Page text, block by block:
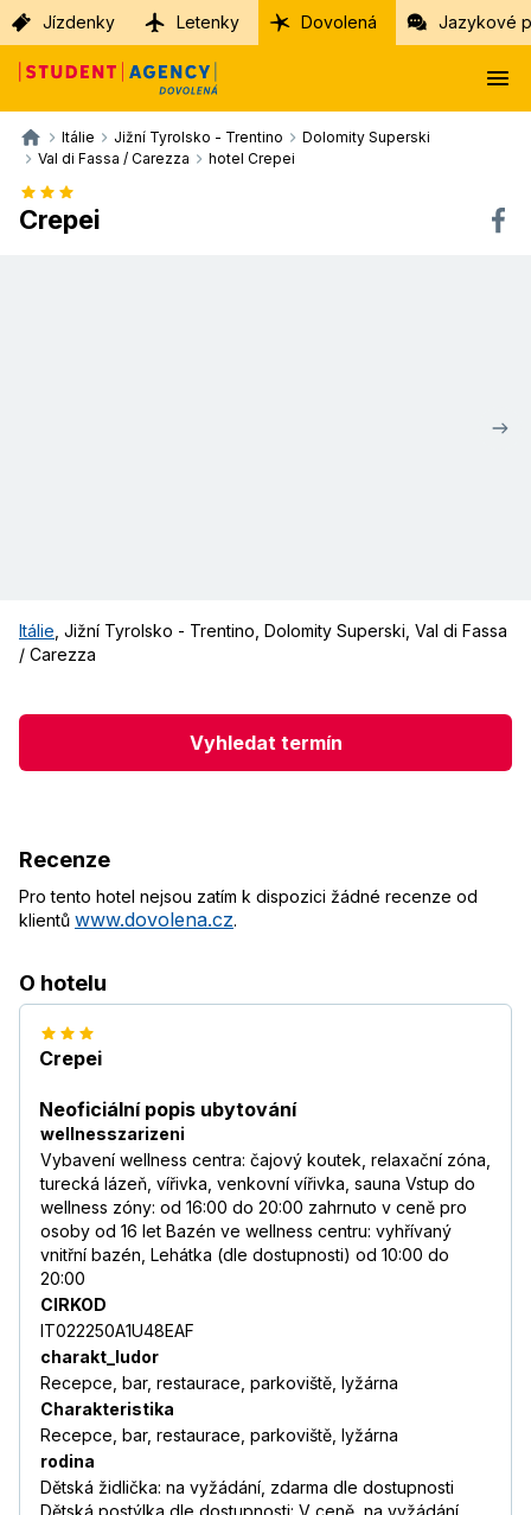
Jízdenky Letenky Dovolená Jazykové
Itálie Jižní Tyrolsko - Trentino
Dolomity Superski
Val di Fassa / Carezza
hotel Crepei
Crepei
Itálie Jižní Tyrolsko - Trentino Dolomity Superski Val di Fassa
/ Carezza
Vyhledat termín
Recenze
Pro tento hotel nejsou zatím k dispozici žádné recenze od
klientů www.dovolena.cz.
O hotelu
Crepei
Neoficiální popis ubytování
wellnesszarizeni
Vybavení wellness centra: čajový koutek, relaxační zóna,
turecká lázeň, vířivka, venkovní vířivka, sauna Vstup do
wellness zóny: od 16:00 do 20:00 zahrnuto v ceně pro
osoby od 16 let Bazén ve wellness centru: vyhřívaný
vnitřní bazén, Lehátka (dle dostupnosti) od 10:00 do
20:00
CIRKOD
IT022250A1U48EAF
charakt_ludor
Recepce, bar, restaurace, parkoviště, lyžárna
Charakteristika
Recepce, bar, restaurace, parkoviště, lyžárna
rodina
Dětská židlička: na vyžádání, zdarma dle dostupnosti